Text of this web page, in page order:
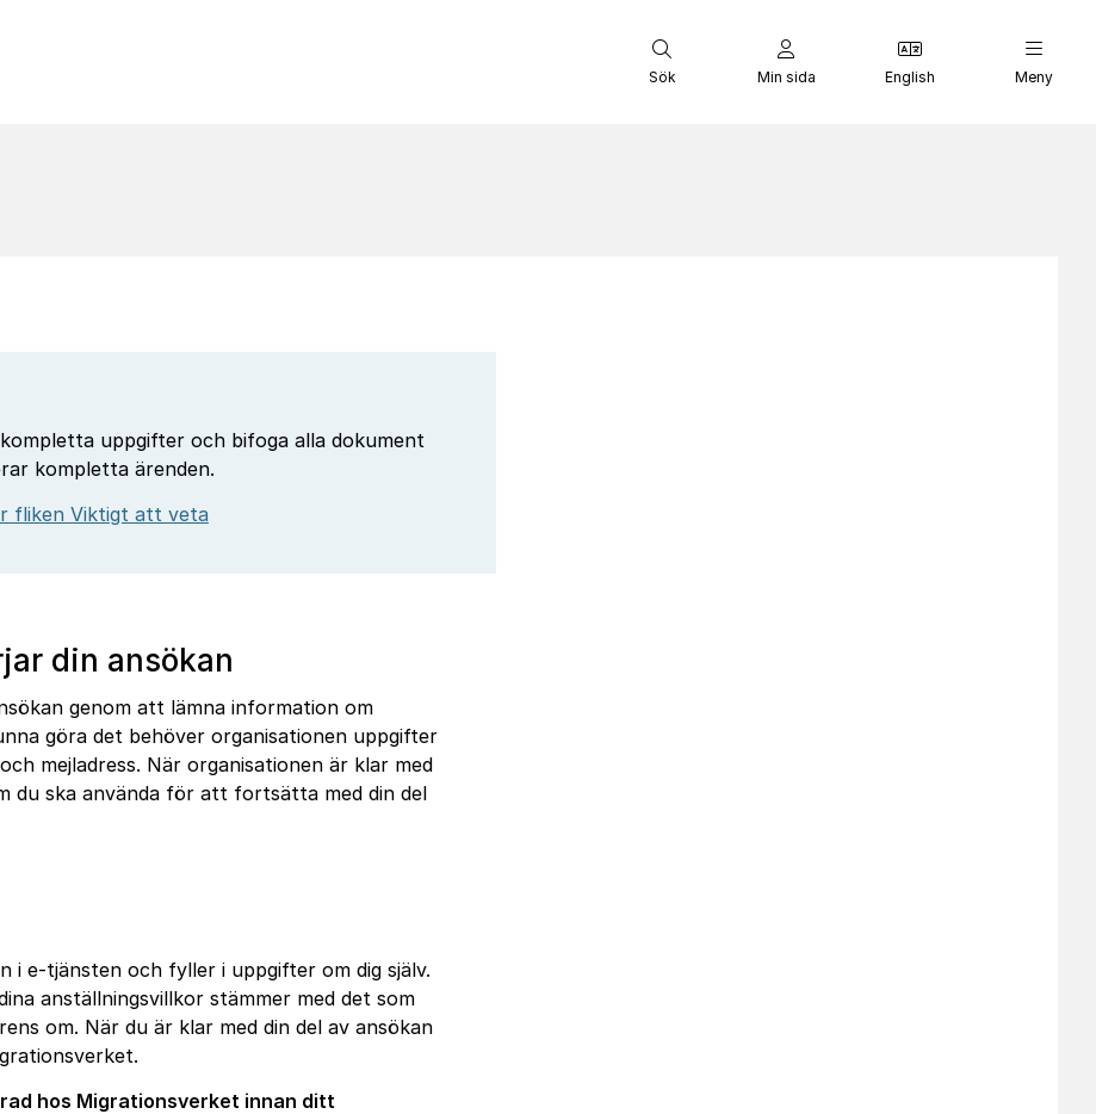
Sök Min sida English Meny
uppgifter och bifoga alla dokument
kompletta ärenden.
fliken Viktigt att veta
din ansökan
genom att lämna information om
göra det behöver organisationen uppgifter
mejladress. När organisationen är klar med
du ska använda för att fortsätta med din del
i e-tjänsten och fyller i uppgifter om dig själv.
anställningsvillkor stämmer med det som
om. När du är klar med din del av ansökan
hos Migrationsverket innan ditt